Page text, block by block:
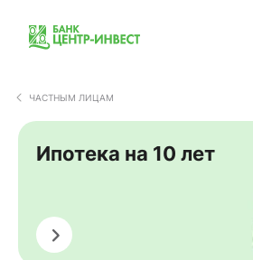
ЧАСТНЫМ ЛИЦАМ
Ипотека на 10 лет
Оформить